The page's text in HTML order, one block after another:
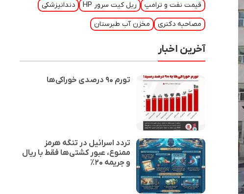
قیمت نفت و ترامپ ریل کیت سرور HP دندانپزشکی
مصاحبه دکتری مخزن آب طبرستان
آخرین اخبار
تورم ۹۰ درصدی خوراکی‌ها
تردد اسرائیل در تنگه هرمز
ممنوع، عبور کشتی‌ها فقط با ریال
و جریمه ۲۰٪